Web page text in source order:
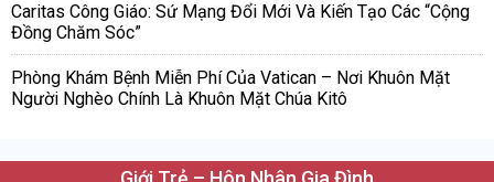
Caritas Công Giáo: Sứ Mạng Đổi Mới Và Kiến Tạo Các “Cộng
Đồng Chăm Sóc”
Phòng Khám Bệnh Miễn Phí Của Vatican – Nơi Khuôn Mặt
Người Nghèo Chính Là Khuôn Mặt Chúa Kitô